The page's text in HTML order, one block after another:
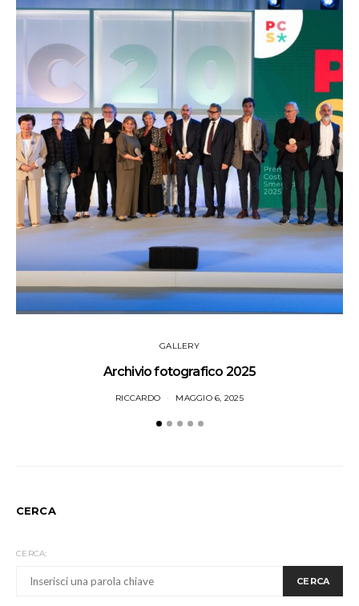
GALLERY
Archivio fotografico 2025
RICCARDO MAGGIO 6, 2025
CERCA
CERCA:
CERCA